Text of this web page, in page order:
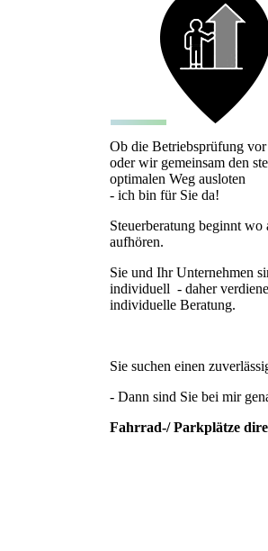
Ob die Betriebsprüfung
oder wir gemeinsam den
optimalen Weg ausloten
- ich bin für Sie da!
Steuerberatung beginnt wo
aufhören.
Sie und Ihr Unternehmen
individuell - daher
individuelle Beratung.
Sie suchen einen
- Dann sind Sie bei mir
Fahrrad-/ Parkplätze